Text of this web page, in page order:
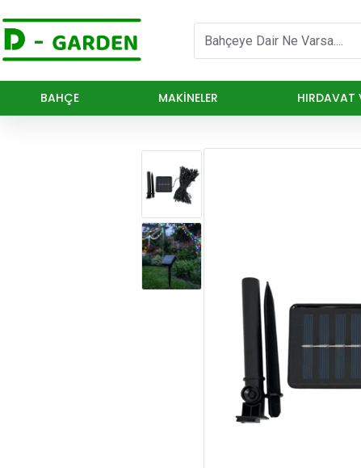
BAHÇE MAKINELER HIRDAVAT